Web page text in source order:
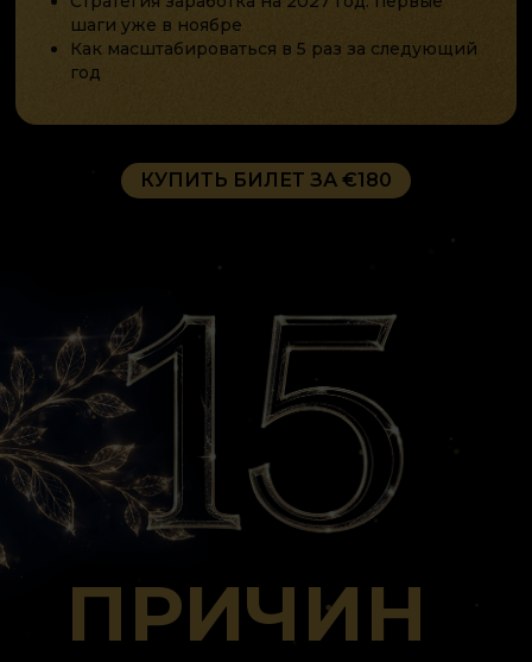
шаги уже в ноябре
Как масштабироваться в 5 раз за следующий
год
КУПИТЬ БИЛЕТ ЗА €180
ПРИЧИН